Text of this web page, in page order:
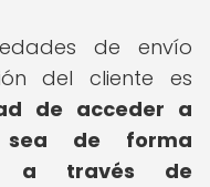
de envío
del cliente es
de acceder a
sea de forma
a través de